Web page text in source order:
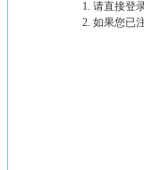
请直接登
如果您已